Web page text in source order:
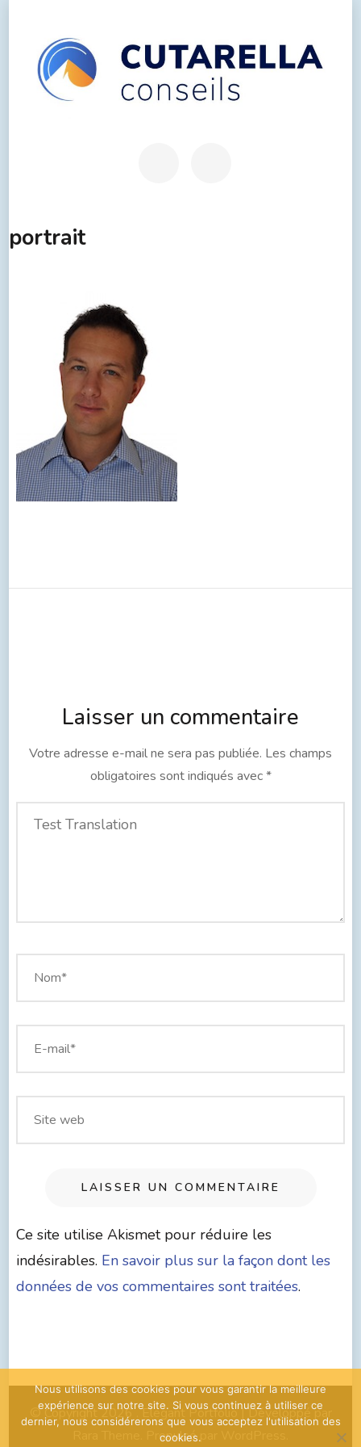
portrait
Laisser un commentaire
Votre adresse e-mail ne sera pas publiée. Les champs
obligatoires sont indiqués avec*
Ce site utilise Akismet pour réduire les
indésirables. En savoir plus sur la façon dont les
données de vos commentaires sont traitées.
© Copyright 2026. Elegant Portfolio | Développé par
. Propulsé par
Nous utilisons des cookies pour vous garantir la meilleure
expérience sur notre site. Si vous continuez à utiliser ce
dernier, nous considérerons que vous acceptez l'utilisation des
cookies.